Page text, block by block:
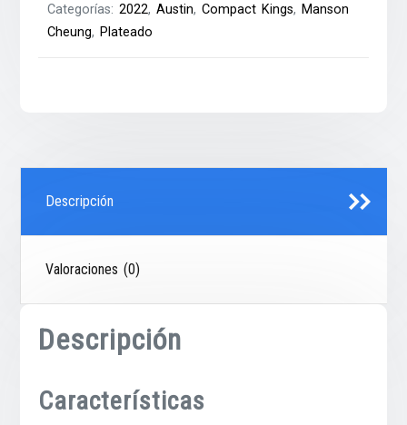
Categorías:2022,Austin,Compact Kings, Manson
Cheung, Plateado
Descripción
Valoraciones (0)
Descripción
Características